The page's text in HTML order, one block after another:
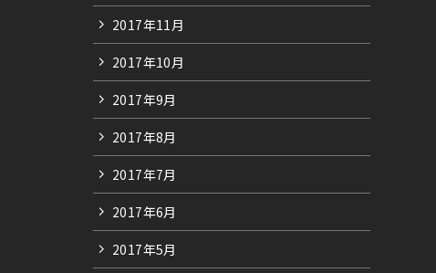
2017年11月
2017年10月
2017年9月
2017年8月
2017年7月
2017年6月
2017年5月